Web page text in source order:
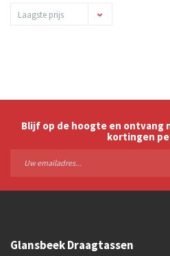
Laagste prijs
Blijf op de hoogte en ontvang
kortingen
Glansbeek Draagtassen